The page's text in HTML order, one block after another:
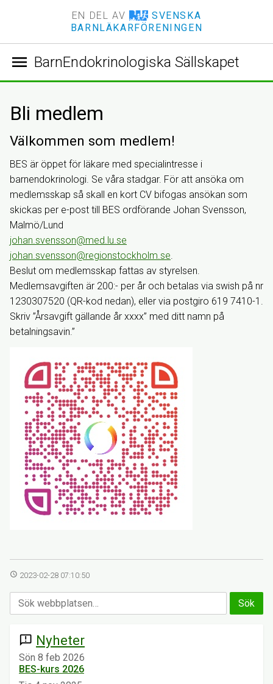
EN DEL AV
SVENSKA
BARNLÄKARFÖRENINGEN
BarnEndokrinologiska Sällskapet
menu
Bli medlem
Välkommen som medlem!
BES är öppet för läkare med specialintresse i
barnendokrinologi. Se våra stadgar. För att ansöka om
medlemsskap så skall en kort CV bifogas ansökan som
skickas per e-post till BES ordförande Johan Svensson,
Malmö/Lund
johan.svensson@med.lu.se
johan.svensson@regionstockholm.se.
Beslut om medlemsskap fattas av styrelsen.
Medlemsavgiften är 200:- per år och betalas via swish på nr
1230307520 (QR-kod nedan), eller via postgiro 619 7410-1.
Skriv ”Årsavgift gällande år xxxx” med ditt namn på
betalningsavin.”
access_time 2023-02-28 07:10:50
announcement Nyheter
Sön 8 feb 2026
BES-kurs 2026